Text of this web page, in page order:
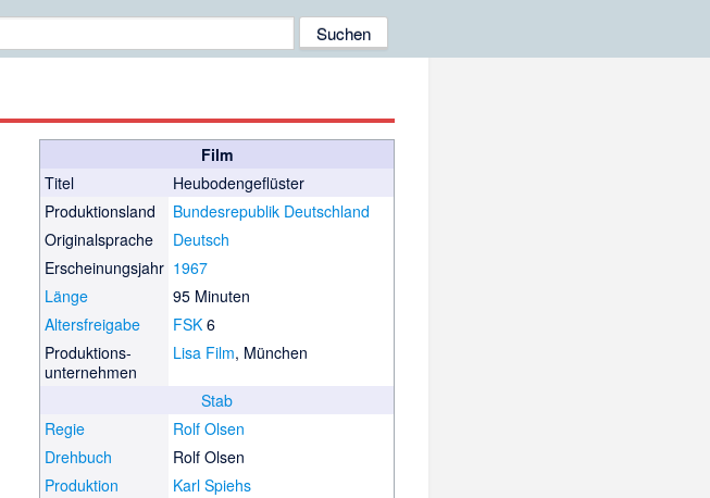
Film
Titel
Heubodengeflüster
Produktionsland
Bundesrepublik Deutschland
Originalsprache
Deutsch
Erscheinungsjahr 1967
Länge
95 Minuten
Altersfreigabe
FSK 6
Produktions­
unternehmen
Lisa Film, München
Stab
Regie
Rolf Olsen
Drehbuch
Rolf Olsen
Produktion
Karl Spiehs